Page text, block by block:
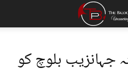
جہانزیب بلوچ کو